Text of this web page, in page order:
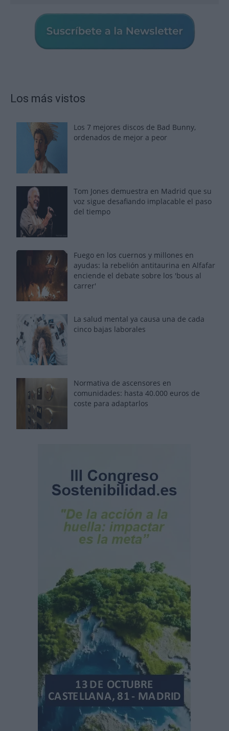
Los más vistos
Los 7 mejores discos de Bad Bunny,
ordenados de mejor a peor
Tom Jones demuestra en Madrid que su
voz sigue desafiando implacable el paso
del tiempo
Fuego en los cuernos y millones en
ayudas: la rebelión antitaurina en Alfafar
enciende el debate sobre los 'bous al
carrer'
La salud mental ya causa una de cada
cinco bajas laborales
Normativa de ascensores en
comunidades: hasta 40.000 euros de
coste para adaptarlos